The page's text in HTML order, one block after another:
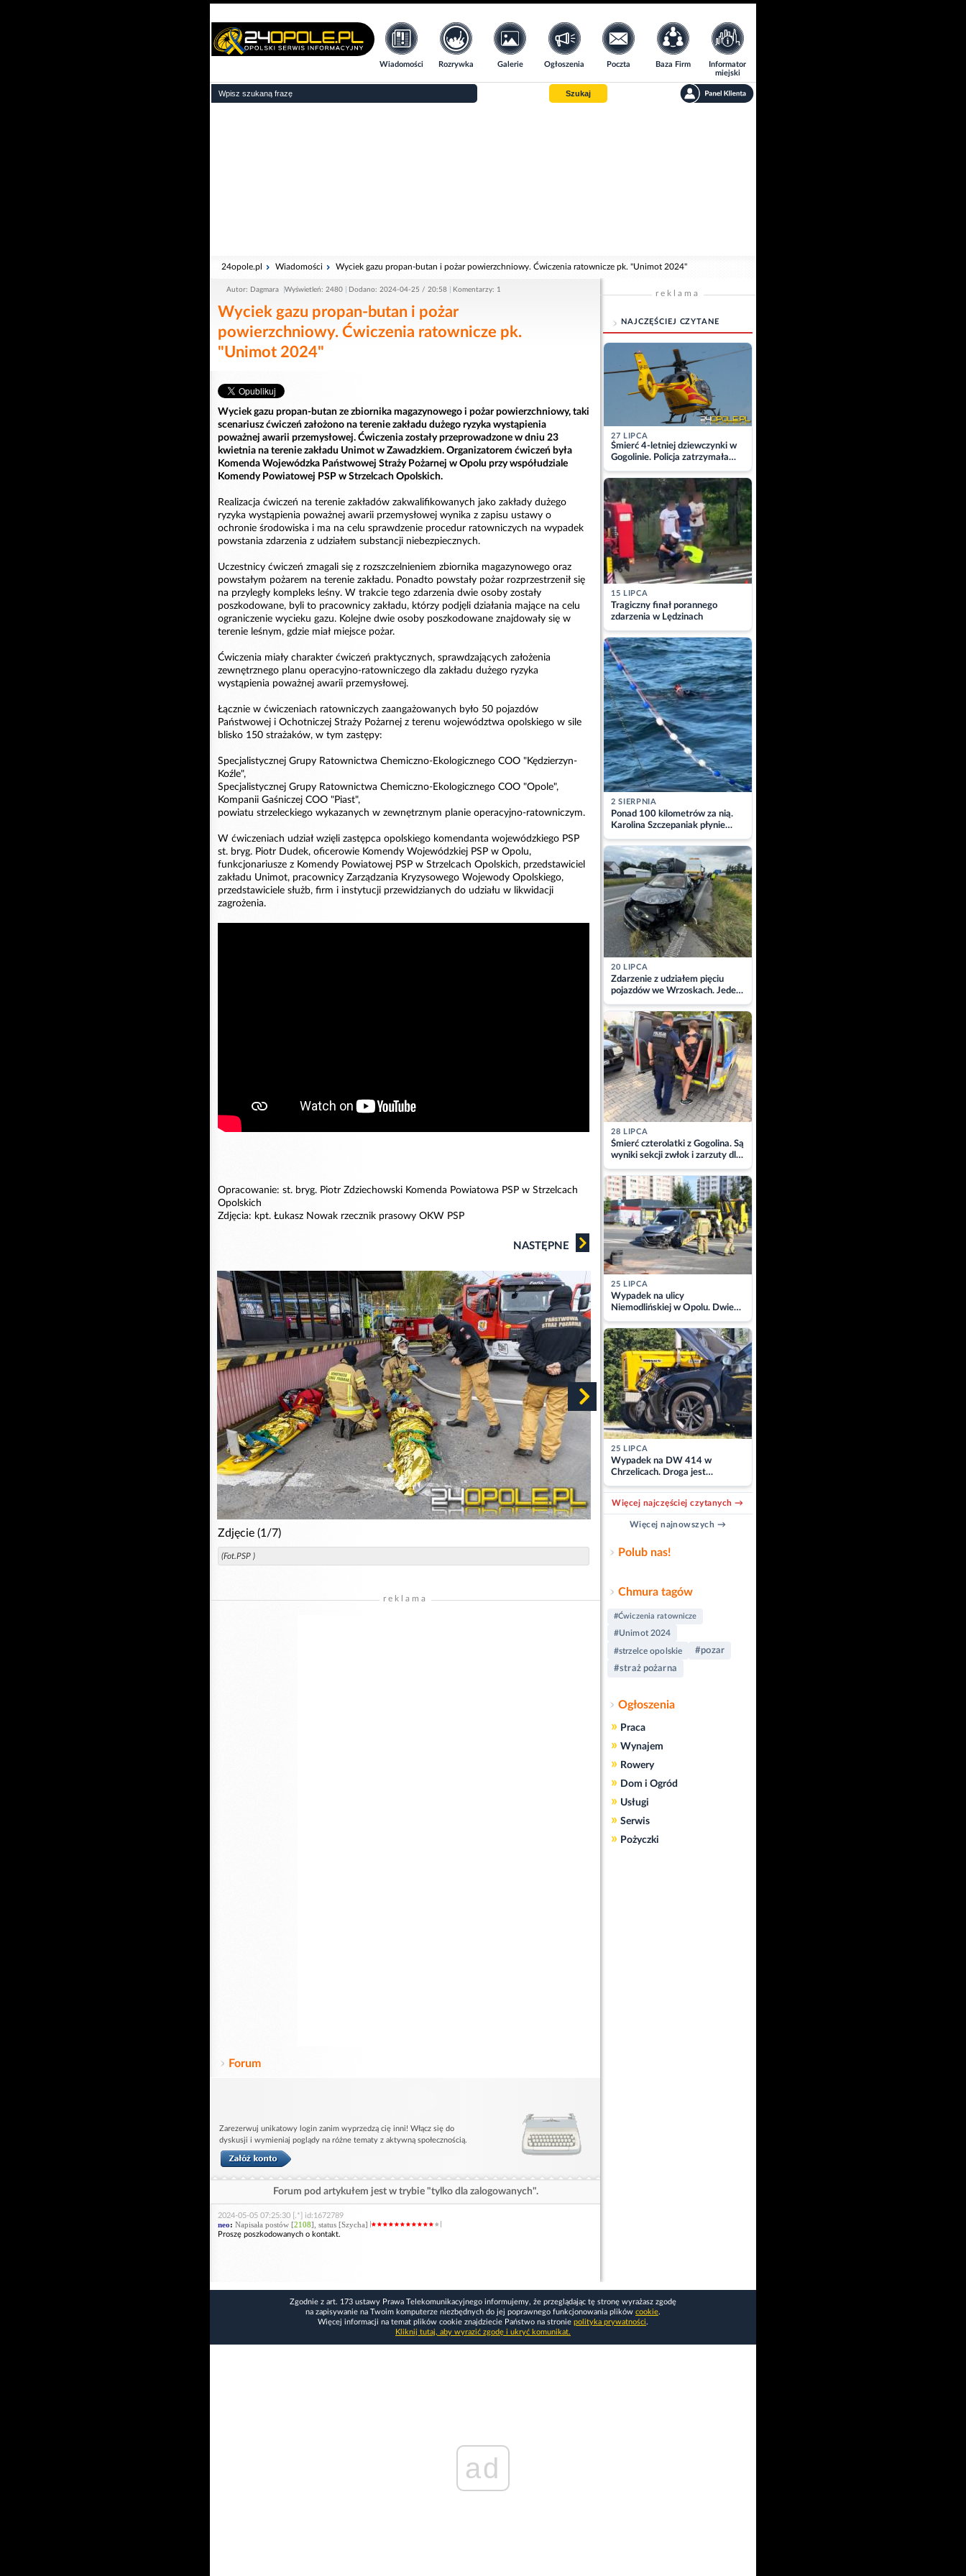
Wiadomości Rozrywka Galerie Ogłoszenia Poczta Baza Firm
Informator
miejski
Szukaj
24opole.pl Wiadomości Wyciek gazu propan-butan i pożar powierzchniowy. Ćwiczenia ratownicze pk. "Unimot 2024"
Autor: Dagmara Wyświetleń: 2480 Dodano: 2024-04-25 / 20:58 Komentarzy: 1
Wyciek gazu propan-butan i pożar
powierzchniowy. Ćwiczenia ratownicze pk.
"Unimot 2024"
Wyciek gazu propan-butan ze zbiornika magazynowego i pożar powierzchniowy, taki
scenariusz ćwiczeń założono na terenie zakładu dużego ryzyka wystąpienia
poważnej awarii przemysłowej. Ćwiczenia zostały przeprowadzone w dniu 23
kwietnia na terenie zakładu Unimot w Zawadzkiem. Organizatorem ćwiczeń była
Komenda Wojewódzka Państwowej Straży Pożarnej w Opolu przy współudziale
Komendy Powiatowej PSP w Strzelcach Opolskich.
Realizacja ćwiczeń na terenie zakładów zakwalifikowanych jako zakłady dużego
ryzyka wystąpienia poważnej awarii przemysłowej wynika z zapisu ustawy o
ochronie środowiska i ma na celu sprawdzenie procedur ratowniczych na wypadek
powstania zdarzenia z udziałem substancji niebezpiecznych.
Uczestnicy ćwiczeń zmagali się z rozszczelnieniem zbiornika magazynowego oraz
powstałym pożarem na terenie zakładu. Ponadto powstały pożar rozprzestrzenił się
na przyległy kompleks leśny. W trakcie tego zdarzenia dwie osoby zostały
poszkodowane, byli to pracownicy zakładu, którzy podjęli działania mające na celu
ograniczenie wycieku gazu. Kolejne dwie osoby poszkodowane znajdowały się w
terenie leśnym, gdzie miał miejsce pożar.
Ćwiczenia miały charakter ćwiczeń praktycznych, sprawdzających założenia
zewnętrznego planu operacyjno-ratowniczego dla zakładu dużego ryzyka
wystąpienia poważnej awarii przemysłowej.
Łącznie w ćwiczeniach ratowniczych zaangażowanych było 50 pojazdów
Państwowej i Ochotniczej Straży Pożarnej z terenu województwa opolskiego w sile
blisko 150 strażaków, w tym zastępy:
Specjalistycznej Grupy Ratownictwa Chemiczno-Ekologicznego COO "Kędzierzyn-
Koźle",
Specjalistycznej Grupy Ratownictwa Chemiczno-Ekologicznego COO "Opole",
Kompanii Gaśniczej COO "Piast",
powiatu strzeleckiego wykazanych w zewnętrznym planie operacyjno-ratowniczym.
W ćwiczeniach udział wzięli zastępca opolskiego komendanta wojewódzkiego PSP
st. bryg. Piotr Dudek, oficerowie Komendy Wojewódzkiej PSP w Opolu,
funkcjonariusze z Komendy Powiatowej PSP w Strzelcach Opolskich, przedstawiciel
zakładu Unimot, pracownicy Zarządzania Kryzysowego Wojewody Opolskiego,
przedstawiciele służb, firm i instytucji przewidzianych do udziału w likwidacji
zagrożenia.
Opracowanie: st. bryg. Piotr Zdziechowski Komenda Powiatowa PSP w Strzelcach
Opolskich
Zdjęcia: kpt. Łukasz Nowak rzecznik prasowy OKW PSP
NASTĘPNE
Zdjęcie (1/7)
(Fot.PSP )
reklama
Forum
Zarezerwuj unikatowy login zanim wyprzedzą cię inni! Włącz się do
dyskusji i wymieniaj poglądy na różne tematy z aktywną społecznością.
Forum pod artykułem jest w trybie "tylko dla zalogowanych".
2024-05-05 07:25:30 [.*] id:1672789
neo: Napisała postów [2108], status [Szycha]
Proszę poszkodowanych o kontakt.
reklama
NAJCZĘŚCIEJ CZYTANE
27 LIPCA
Śmierć 4-letniej dziewczynki w
Gogolinie. Policja zatrzymała
matkę
15 LIPCA
Tragiczny finał porannego
zdarzenia w Lędzinach
2 SIERPNIA
Ponad 100 kilometrów za nią.
Karolina Szczepaniak płynie
przez Bałtyk dla Piotra.
Aktualizacja
20 LIPCA
Zdarzenie z udziałem pięciu
pojazdów we Wrzoskach. Jeden
z kierowców zabrany w
kajdankach
28 LIPCA
Śmierć czterolatki z Gogolina. Są
wyniki sekcji zwłok i zarzuty dla
matki
25 LIPCA
Wypadek na ulicy
Niemodlińskiej w Opolu. Dwie
osoby w szpitalu
25 LIPCA
Wypadek na DW 414 w
Chrzelicach. Droga jest
zablokowana
Więcej najczęściej czytanych →
Więcej najnowszych →
Polub nas!
Chmura tagów
#Ćwiczenia ratownicze
#Unimot 2024
#strzelce opolskie
#pozar
#straż pożarna
Ogłoszenia
» Praca
» Wynajem
» Rowery
» Dom i Ogród
» Usługi
» Serwis
» Pożyczki
Zgodnie z art. 173 ustawy Prawa Telekomunikacyjnego informujemy, że przeglądając tę stronę wyrażasz zgodę
na zapisywanie na Twoim komputerze niezbędnych do jej poprawnego funkcjonowania plików cookie.
Więcej informacji na temat plików cookie znajdziecie Państwo na stronie polityka prywatności.
Kliknij tutaj, aby wyrazić zgodę i ukryć komunikat.
ad